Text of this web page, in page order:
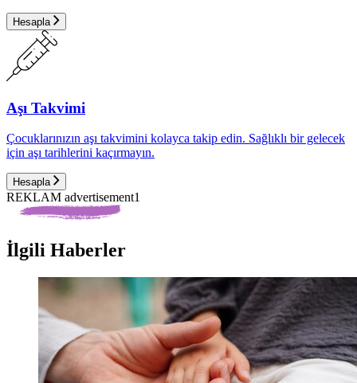
Hesapla
Aşı Takvimi
Çocuklarınızın aşı takvimini kolayca takip edin. Sağlıklı bir gelecek
için aşı tarihlerini kaçırmayın.
Hesapla
REKLAM advertisement1
İlgili Haberler